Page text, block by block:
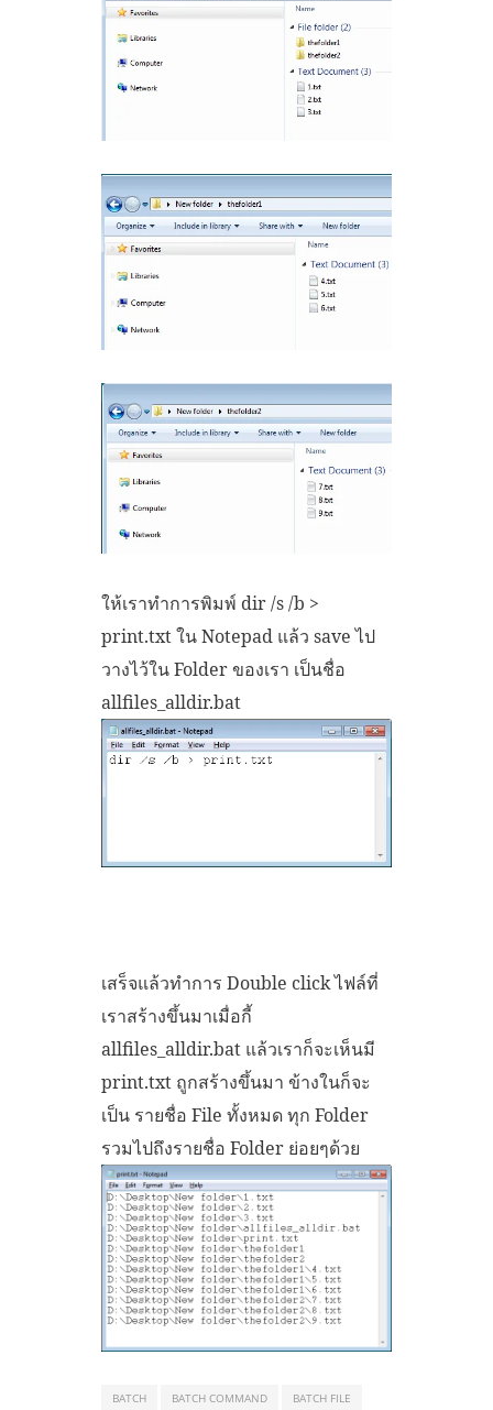
ให้เราทำการพิมพ์ dir /s /b >
print.txt ใน Notepad แล้ว save ไป
วางไว้ใน Folder ของเรา เป็นชื่อ
allfiles_alldir.bat
เสร็จแล้วทำการ Double click ไฟล์ที่
เราสร้างขึ้นมาเมื่อกี้
allfiles_alldir.bat แล้วเราก็จะเห็นมี
print.txt ถูกสร้างขึ้นมา ข้างในก็จะ
เป็น รายชื่อ File ทั้งหมด ทุก Folder
รวมไปถึงรายชื่อ Folder ย่อยๆด้วย
BATCH BATCH COMMAND BATCH FILE